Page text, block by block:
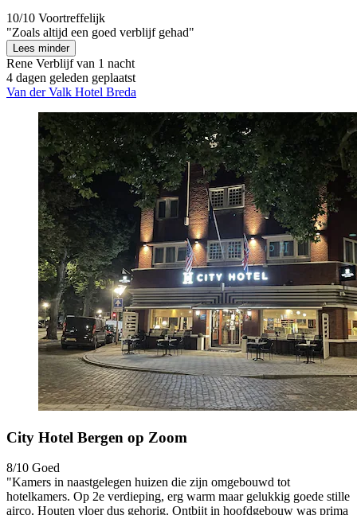
10/10 Voortreffelijk
"Zoals altijd een goed verblijf gehad"
Lees minder
Rene Verblijf van 1 nacht
4 dagen geleden geplaatst
Van der Valk Hotel Breda
City Hotel Bergen op Zoom
8/10 Goed
"Kamers in naastgelegen huizen die zijn omgebouwd tot
hotelkamers. Op 2e verdieping, erg warm maar gelukkig goede stille
airco. Houten vloer dus gehorig. Ontbijt in hoofdgebouw was prima